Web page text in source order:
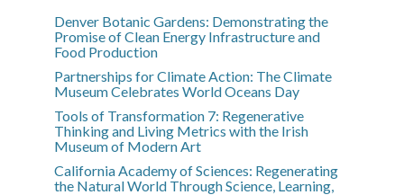
Denver Botanic Gardens: Demonstrating the
Promise of Clean Energy Infrastructure and
Food Production
Partnerships for Climate Action: The Climate
Museum Celebrates World Oceans Day
Tools of Transformation 7: Regenerative
Thinking and Living Metrics with the Irish
Museum of Modern Art
California Academy of Sciences: Regenerating
the Natural World Through Science, Learning,